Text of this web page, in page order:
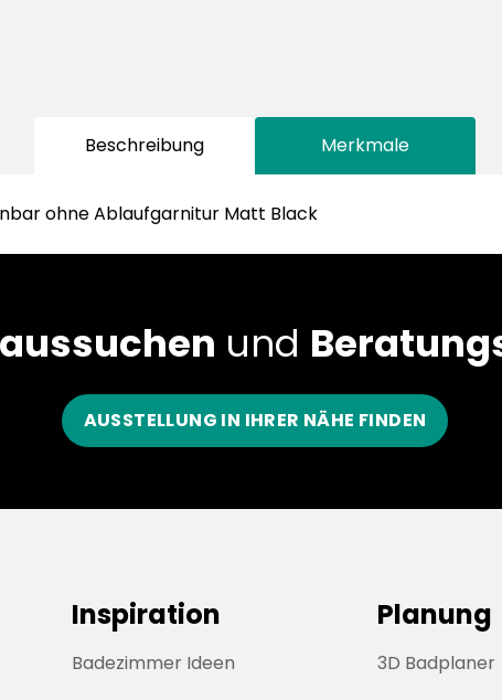
Beschreibung Merkmale
ohne Ablaufgarnitur Matt Black
und
AUSSTELLUNG IN IHRER NÄHE FINDEN
Inspiration
Badezimmer Ideen
Planung
3D Badplaner